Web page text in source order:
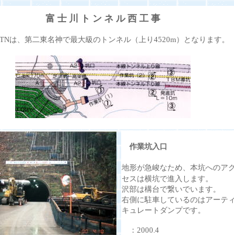
富 士 川 ト ン ネ ル 西 工 事
は、第二東名神で最大級のトンネル（上り4520m）となります。
作業坑入口
地形が急峻なため、本坑へのア
セスは横坑で進入します。
沢部は構台で繋いでいます。
右側に駐車しているのはアーテ
キュレートダンプです。
：2000.4